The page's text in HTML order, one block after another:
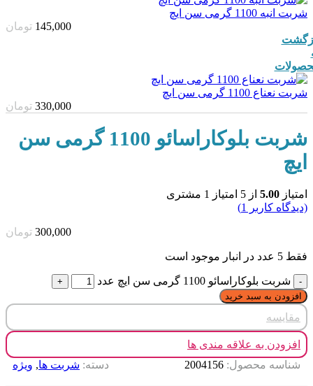
شربت انبه 1100 گرمی سن ایچ
145,000 تومان
شربت نعناع 1100 گرمی سن ایچ
330,000 تومان
شربت بلوکاراسائو 1100 گرمی سن
ایچ
امتیاز 5.00 از 5 امتیاز 1 مشتری
(دیدگاه کاربر
1
)
300,000 تومان
فقط 5 عدد در انبار موجود است
شربت بلوکاراسائو 1100 گرمی سن ایچ عدد
افزودن به سبد خرید
مقایسه
افزودن به علاقه مندی ها
شناسه محصول: 2004156 دسته: شربت ها, ویژه